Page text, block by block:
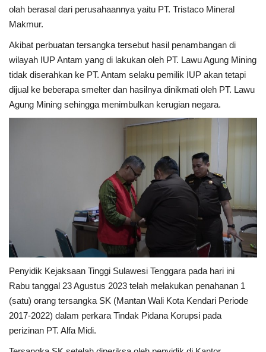
Perempuan/Anak
olah berasal dari perusahaannya yaitu PT. Tristaco Mineral
Makmur.
Akibat perbuatan tersangka tersebut hasil penambangan di
wilayah IUP Antam yang di lakukan oleh PT. Lawu Agung Mining
tidak diserahkan ke PT. Antam selaku pemilik IUP akan tetapi
dijual ke beberapa smelter dan hasilnya dinikmati oleh PT. Lawu
Agung Mining sehingga menimbulkan kerugian negara.
Penyidik Kejaksaan Tinggi Sulawesi Tenggara pada hari ini
Rabu tanggal 23 Agustus 2023 telah melakukan penahanan 1
(satu) orang tersangka SK (Mantan Wali Kota Kendari Periode
2017-2022) dalam perkara Tindak Pidana Korupsi pada
perizinan PT. Alfa Midi.